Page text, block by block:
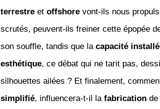
terrestreet offshorevont-ils nous
scrutés, peuvent-ils freiner cette épopée
son souffle, tandis que la capacité
esthétique, ce débat qui ne tarit pas,
silhouettes ailées ? Et finalement,
simplifié, influencera-t-il la fabricationde